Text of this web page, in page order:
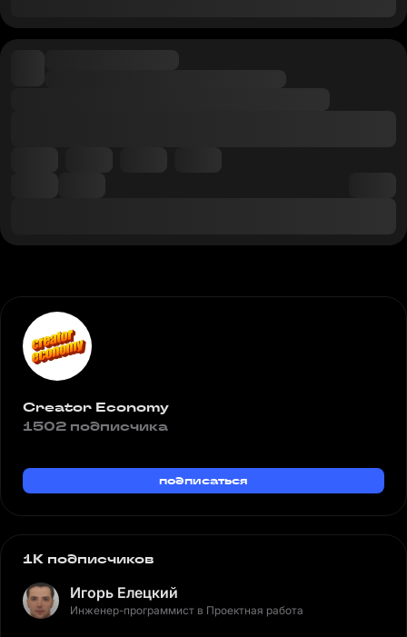
Creator Economy
1502 подписчика
подписаться
1K подписчиков
Игорь Елецкий
Инженер-программист в Проектная работа